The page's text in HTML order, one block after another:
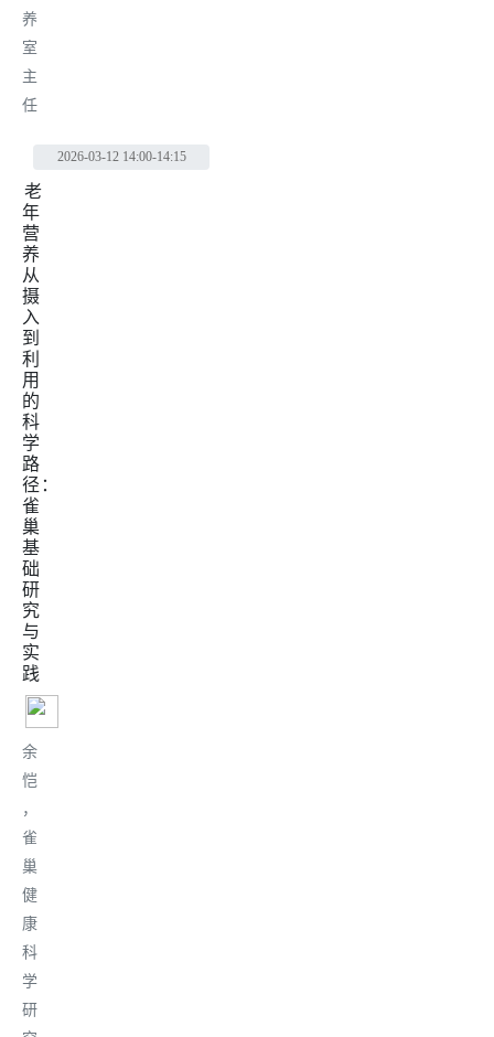
养
室
主
任
2026-03-12 14:00-14:15
老
年
营
养
从
摄
入
到
利
用
的
科
学
路
径：
雀
巢
基
础
研
究
与
实
践
余
恺
，
雀
巢
健
康
科
学
研